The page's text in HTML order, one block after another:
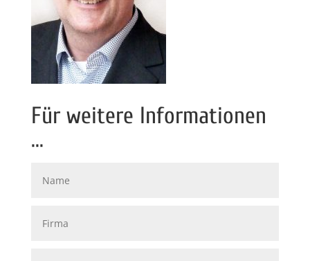
Für weitere Informationen
...